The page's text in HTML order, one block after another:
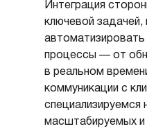
Интеграция
ключевой задачей,
автоматизировать
процессы — от
в реальном
коммуникации с
специализируемся
масштабируемых и